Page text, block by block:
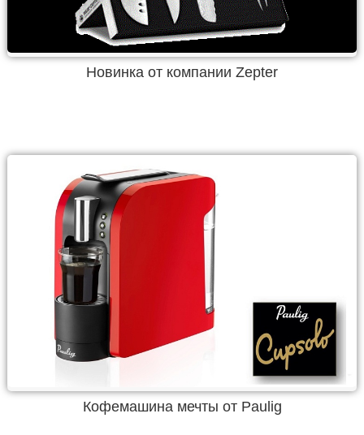
Новинка от компании Zepter
Кофемашина мечты от Paulig